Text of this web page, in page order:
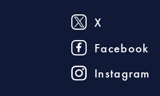
X
Facebook
Instagram